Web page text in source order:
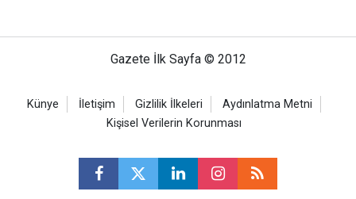
Gazete İlk Sayfa © 2012
Künye İletişim Gizlilik İlkeleri
Aydınlatma Metni
Kişisel Verilerin Korunması